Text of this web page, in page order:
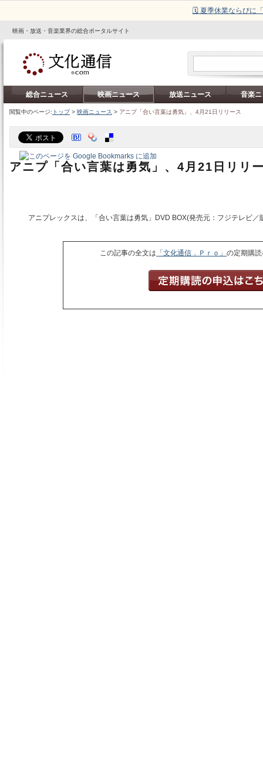
🗓️ 夏季休業ならびに
映画・放送・音楽業界の総合ポータルサイト
総合ニュース 映画ニュース 放送ニュース 音楽
閲覧中のページ: トップ> 映画ニュース > アニプ「合い言葉は勇気」、4月21日リリース
アニプ「合い言葉は勇気」、4月21日リリ
アニプレックスは、「合い言葉は勇気」DVD BOX(発売元：フジテレビ
この記事の全文は 「文化通信．Ｐｒｏ」の定期購